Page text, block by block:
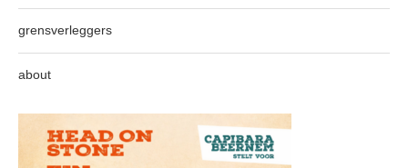
grensverleggers
about